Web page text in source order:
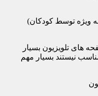
ویژه توسط کودکان)
های تلویزیون بسیار
نیستند بسیار مهم